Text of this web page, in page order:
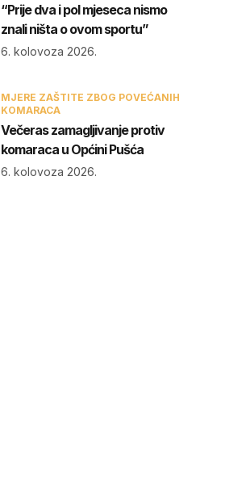
“Prije dva i pol mjeseca nismo
znali ništa o ovom sportu”
6. kolovoza 2026.
MJERE ZAŠTITE ZBOG POVEĆANIH
KOMARACA
Večeras zamagljivanje protiv
komaraca u Općini Pušća
6. kolovoza 2026.